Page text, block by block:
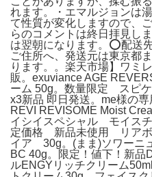
れます。・エマルジョンは
て性質が変化しますので、
らのコメントは終日拝見し
は翌朝になります。⭕配送
ご住所へ、発送元は東京都
ります。。楽天市場】ワミ
販。exuviance AGE
ーム 50g。数量限定 スピ
x3新品 即日発送。me様の
REVI REVISOME Moist
イシイスペシャル モイス
定価格 新品未使用 リア
イア 30g。(まま)ソワー
BC 40g。限定！値下！新品
ルENGYリッチクリーム